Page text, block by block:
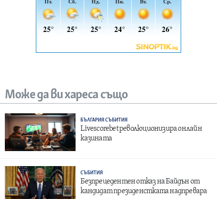
Може да ви хареса също
БЪЛГАРИЯСЪБИТИЯ
Livescorebet революционизира онлайн
казината
СЪБИТИЯ
Безпрецедентен отказ на Байдън от
кандидат президенстката надпревара